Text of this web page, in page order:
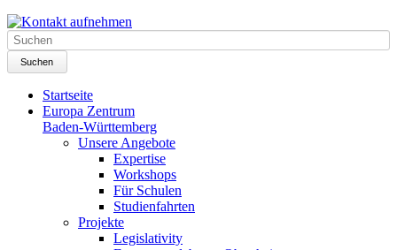
Suchen
Startseite
Europa Zentrum
Baden-Württemberg
Unsere Angebote
Expertise
Workshops
Für Schulen
Studienfahrten
Projekte
Legislativity